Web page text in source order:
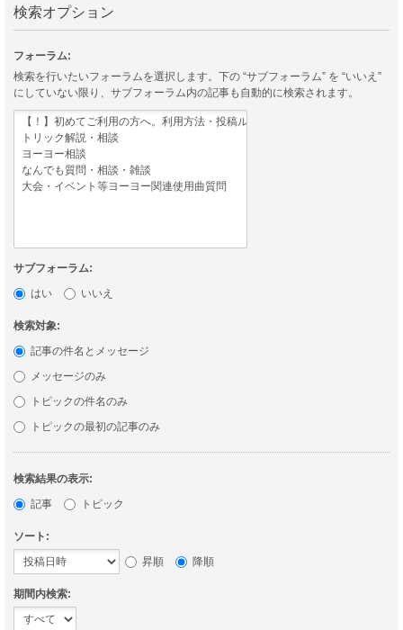
検索オプション
フォーラム:
検索を行いたいフォーラムを選択します。下の “サブフォーラム” を “いいえ”
にしていない限り、サブフォーラム内の記事も自動的に検索されます。
サブフォーラム:
はい
いいえ
検索対象:
記事の件名とメッセージ
メッセージのみ
トピックの件名のみ
トピックの最初の記事のみ
検索結果の表示:
記事
トピック
ソート:
昇順
降順
期間内検索: